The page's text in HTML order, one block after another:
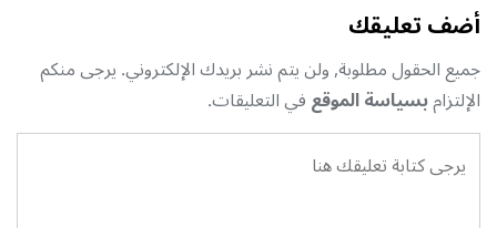
أضف تعليقك
جميع الحقول مطلوبة, ولن يتم نشر بريدك الإلكتروني. يرجى منكم
الإلتزامبسياسة الموقعفي التعليقات.